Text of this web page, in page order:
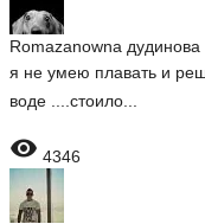
Romazanowna дудинова
я не умею плавать и
воде ....стоило...
 4346